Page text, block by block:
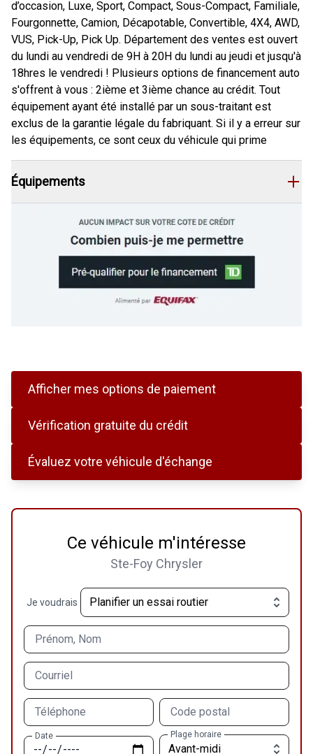
d’occasion, Luxe, Sport, Compact, Sous-Compact, Familiale,
Fourgonnette, Camion, Décapotable, Convertible, 4X4, AWD,
VUS, Pick-Up, Pick Up. Département des ventes est ouvert
du lundi au vendredi de 9H à 20H du lundi au jeudi et jusqu'à
18hres le vendredi ! Plusieurs options de financement auto
s'offrent à vous : 2ième et 3ième chance au crédit. Tout
équipement ayant été installé par un sous-traitant est
exclus de la garantie légale du fabriquant. Si il y a erreur sur
les équipements, ce sont ceux du véhicule qui prime
Équipements
Ce véhicule m'intéresse
Ste-Foy Chrysler
Je voudrais
Prénom, Nom
Courriel
Téléphone Code postal
Date Plage horaire
Afficher mes options de paiement
Vérification gratuite du crédit
Évaluez votre véhicule d'échange